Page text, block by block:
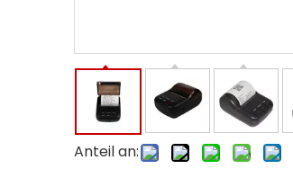
Anteil an: